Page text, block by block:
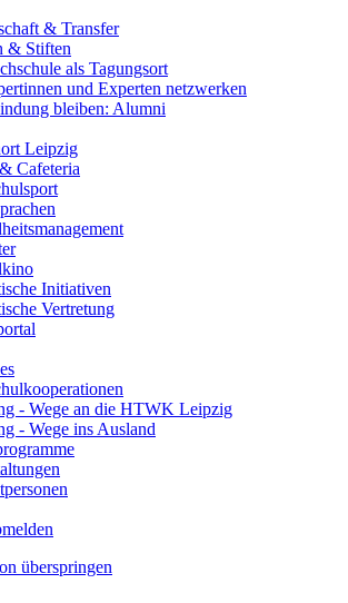
& Transfer
& Stiften
als Tagungsort
und Experten netzwerken
bleiben: Alumni
Leipzig
Cafeteria
Initiativen
Vertretung
- Wege an die HTWK Leipzig
- Wege ins Ausland
überspringen